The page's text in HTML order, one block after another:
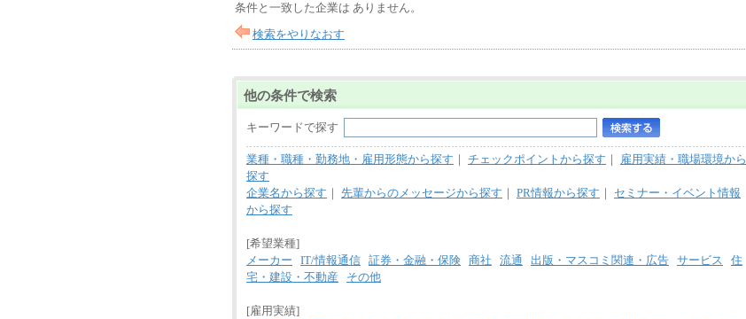
条件と一致した企業は ありません。
検索をやりなおす
他の条件で検索
キーワードで探す
業種・職種・勤務地・雇用形態から探す ｜ チェックポイントから探す ｜ 雇用実績・職場環境から
探す
企業名から探す ｜ 先輩からのメッセージから探す ｜ PR情報から探す ｜ セミナー・イベント情報
から探す
[希望業種]
メーカー
IT/情報通信 証券・金融・保険 商社 流通 出版・マスコミ関連・広告 サービス
住
宅・建設・不動産
その他
[雇用実績]